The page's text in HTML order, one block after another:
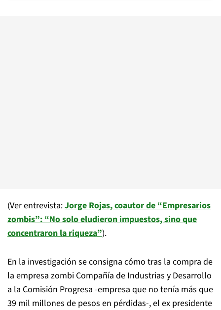
(Ver entrevista:Jorge Rojas, coautor de “Empresarios
zombis”: “No solo eludieron impuestos, sino que
concentraron la riqueza”).
En la investigación se consigna cómo tras la compra de
la empresa zombi Compañía de Industrias y Desarrollo
a la Comisión Progresa -empresa que no tenía más que
39 mil millones de pesos en pérdidas-, el ex presidente